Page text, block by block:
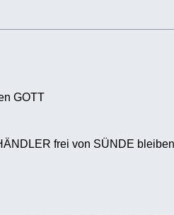
GOTT
frei von SÜNDE